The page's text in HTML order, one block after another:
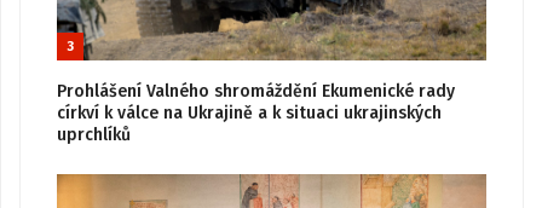
3
Prohlášení Valného shromáždění Ekumenické rady
církví k válce na Ukrajině a k situaci ukrajinských
uprchlíků